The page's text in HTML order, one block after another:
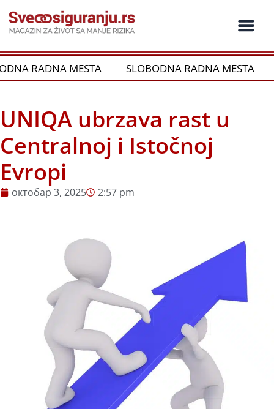
на
садржај
RADNA MESTA SLOBODNA RADNA MESTA
UNIQA ubrzava rast u
Centralnoj i Istočnoj
Evropi
октобар 3, 2025 2:57 pm